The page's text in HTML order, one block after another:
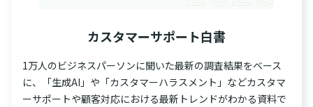
カスタマーサポート白書
1万人のビジネスパーソンに聞いた最新の調査結果をベース
に、「生成AI」や「カスタマーハラスメント」などカスタマ
ーサポートや顧客対応における最新トレンドがわかる資料で